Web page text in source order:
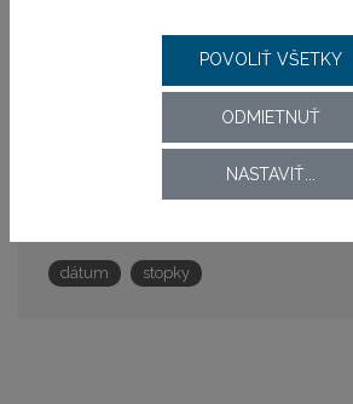
dátum stopky
POVOLIŤ VŠETKY
ODMIETNUŤ
NASTAVIŤ...